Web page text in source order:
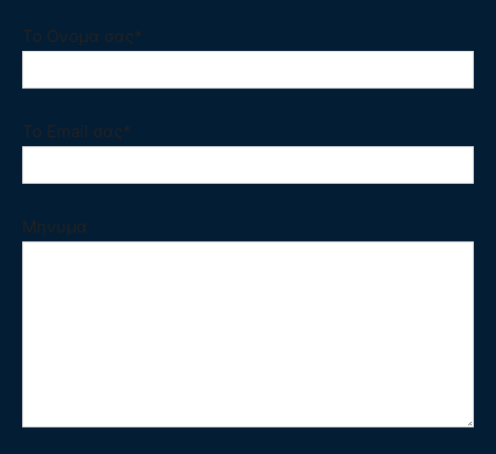
Το Ονομα σας*
Το Email σας*
Μηνυμα